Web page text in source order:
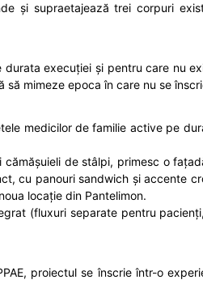
și supraetajează trei corpuri
execuției și pentru care nu
mimeze epoca în care nu se
medicilor de familie active pe
de stâlpi, primesc o
cu panouri sandwich și accente
locație din Pantelimon.
(fluxuri separate pentru
proiectul se înscrie într-o